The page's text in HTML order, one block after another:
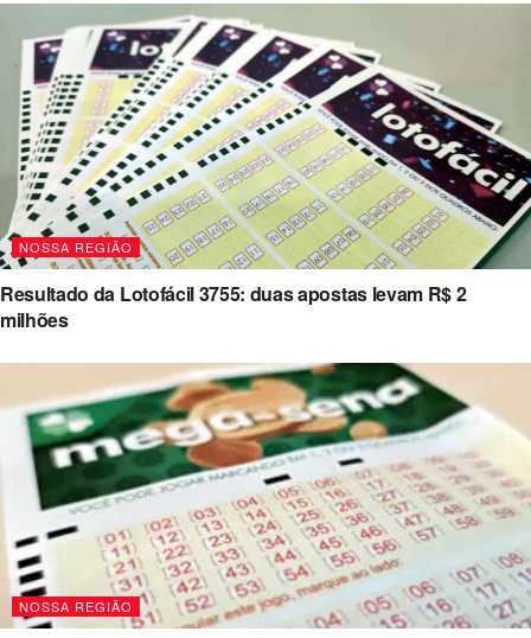
NOSSA REGIÃO
Resultado da Lotofácil 3755: duas apostas levam R$ 2
milhões
NOSSA REGIÃO